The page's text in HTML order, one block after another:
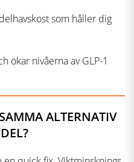
som håller dig
ökar nivåerna av GLP-1
ALTERNATIV